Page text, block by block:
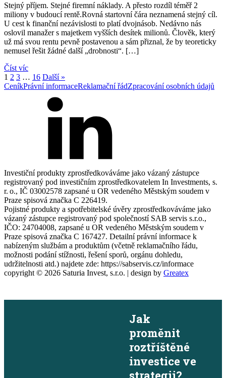
Stejný příjem. Stejné firemní náklady. A přesto rozdíl téměř 2
miliony v budoucí rentě.Rovná startovní čára neznamená stejný cíl.
U cest k finanční nezávislosti to platí dvojnásob. Nedávno nás
oslovil manažer s majetkem vyšších desítek milionů. Člověk, který
už má svou rentu pevně postavenou a sám přiznal, že by teoreticky
nemusel řešit žádné další „drobnosti“. […]
Číst víc
1 2 3 … 16 Další »
CeníkPrávní informaceReklamační řádZpracování osobních údajů
Investiční produkty zprostředkováváme jako vázaný zástupce
registrovaný pod investičním zprostředkovatelem In Investments, s.
r. o., IČ 03002578 zapsané u OR vedeného Městským soudem v
Praze spisová značka C 226419.
Pojistné produkty a spotřebitelské úvěry zprostředkováváme jako
vázaný zástupce registrovaný pod společností SAB servis s.r.o.,
IČO: 24704008, zapsané u OR vedeného Městským soudem v
Praze spisová značka C 167427. Detailní právní informace k
nabízeným službám a produktům (včetně reklamačního řádu,
možnosti podání stížnosti, řešení sporů, orgánu dohledu,
udržitelnosti atd.) najdete zde: https://sabservis.cz/informace
copyright © 2026 Saturia Invest, s.r.o. | design by Greatex
Jak
proměnit
roztříštěné
investice ve